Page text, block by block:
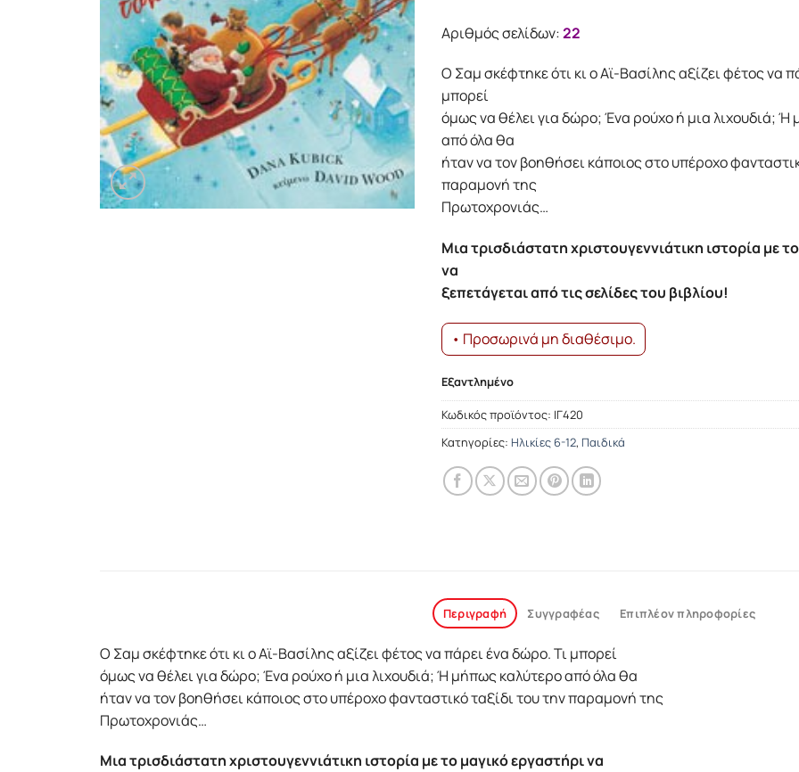
Αριθμός σελίδων:22
Ο Σαμ σκέφτηκε ότι κι ο Αϊ-Βασίλης αξίζει φέτος να
μπορεί
όμως να θέλει για δώρο; Ένα ρούχο ή μια λιχουδιά;
από όλα θα
ήταν να τον βοηθήσει κάποιος στο υπέροχο
παραμονή της
Πρωτοχρονιάς…
Μια τρισδιάστατη χριστουγεννιάτικη ιστορία με
να
ξεπετάγεται από τις σελίδες του βιβλίου!
• Προσωρινά μη διαθέσιμο.
Εξαντλημένο
Κωδικός προϊόντος: ΙΓ420
Κατηγορίες: Ηλικίες 6-12, Παιδικά
Περιγραφή Συγγραφέας Επιπλέον πληροφορίες
Ο Σαμ σκέφτηκε ότι κι ο Αϊ-Βασίλης αξίζει φέτος να πάρει ένα δώρο. Τι μπορεί
όμως να θέλει για δώρο; Ένα ρούχο ή μια λιχουδιά; Ή μήπως καλύτερο από όλα θα
ήταν να τον βοηθήσει κάποιος στο υπέροχο φανταστικό ταξίδι του την παραμονή της
Πρωτοχρονιάς…
Μια τρισδιάστατη χριστουγεννιάτικη ιστορία με το μαγικό εργαστήρι να